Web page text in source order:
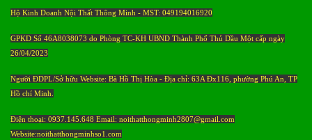
Hộ Kinh Doanh Nội Thất Thông Minh - MST: 049194016920
GPKD Số 46A8038073 do Phòng TC-KH UBND Thành Phố Thủ Dầu Một cấp ngày
26/04/2023
Người ĐDPL/Sở hữu Website: Bà Hồ Thị Hòa - Địa chỉ: 63A Đx116, phường Phú An, TP
Hồ chí Minh.
Điện thoại: 0937.145.648 Email: noithatthongminh2807@gmail.com
Website:noithatthongminhso1.com